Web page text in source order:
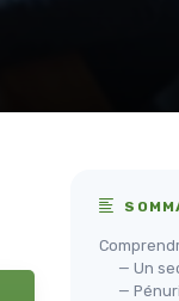
— Un
—